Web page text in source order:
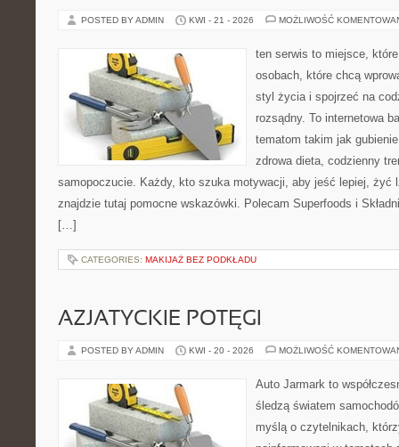
POSTED BY ADMIN KWI - 21 - 2026 MOŻLIWOŚĆ
ten serwis to miejsce,
osobach, które chcą
styl życia i spojrzeć na
rozsądny. To internetowa
tematom takim jak
zdrowa dieta, codzienny
samopoczucie. Każdy, kto szuka motywacji, aby jeść lepiej, żyć
znajdzie tutaj pomocne wskazówki. Polecam Superfoods i
[…]
CATEGORIES: MAKIJAŻ BEZ PODKŁADU
AZJATYCKIE POTĘGI
POSTED BY ADMIN KWI - 20 - 2026 MOŻLIWOŚĆ
Auto Jarmark to
śledzą światem
myślą o czytelnikach,